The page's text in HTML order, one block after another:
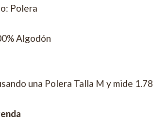
Polera
Algodón
una Polera Talla M y mide 1.78